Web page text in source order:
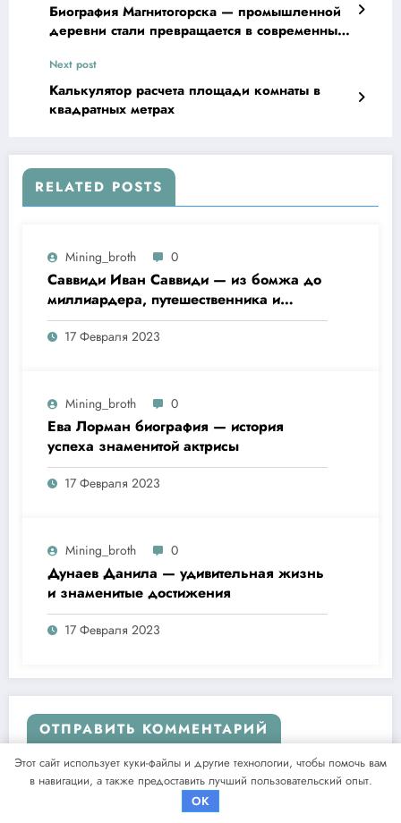
Биография Магнитогорска — промышленной
деревни стали превращается в современный
Next post
Калькулятор расчета площади комнаты в
квадратных метрах
RELATED POSTS
Mining_broth 0
Саввиди Иван Саввиди — из бомжа до
миллиардера, путешественника и
футбольного президента —
удивительная биография
17 Февраля 2023
Mining_broth 0
Ева Лорман биография — история
успеха знаменитой актрисы
17 Февраля 2023
Mining_broth 0
Дунаев Данила — удивительная жизнь
и знаменитые достижения
17 Февраля 2023
ОТПРАВИТЬ КОММЕНТАРИЙ
Для отправки комментария вам необходимоавторизоваться.
Этот сайт использует куки-файлы и другие технологии, чтобы помочь вам
в навигации, а также предоставить лучший пользовательский опыт.
OK